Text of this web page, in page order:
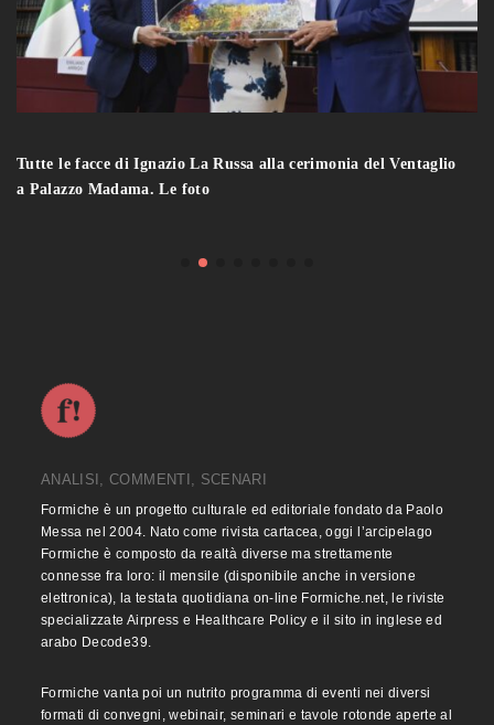
Tutte le facce di Ignazio La Russa alla cerimonia del Ventaglio
a Palazzo Madama. Le foto
ANALISI, COMMENTI, SCENARI
Formiche è un progetto culturale ed editoriale fondato da Paolo
Messa nel 2004. Nato come rivista cartacea, oggi l’arcipelago
Formiche è composto da realtà diverse ma strettamente
connesse fra loro: il mensile (disponibile anche in versione
elettronica), la testata quotidiana on-line Formiche.net, le riviste
specializzate Airpress e Healthcare Policy e il sito in inglese ed
arabo Decode39.
Formiche vanta poi un nutrito programma di eventi nei diversi
formati di convegni, webinair, seminari e tavole rotonde aperte al